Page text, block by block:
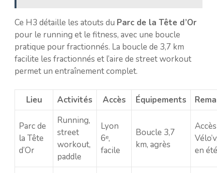
Ce H3 détaille les atouts du Parc de la Tête d’Or
pour le running et le fitness, avec une boucle
pratique pour fractionnés. La boucle de 3,7 km
facilite les fractionnés et l’aire de street workout
permet un entraînement complet.
Lieu Activités Accès Équipements
Parc de
la Tête
d’Or
Running,
street
workout,
paddle
Lyon
6ᵉ,
facile
Boucle 3,7
km, agrès
Accès
en été